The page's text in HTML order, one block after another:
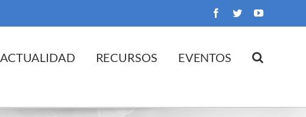
Facebook
TwitterYouTube
ACTUALIDAD RECURSOS EVENTOS